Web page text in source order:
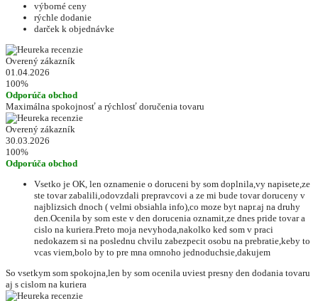
výborné ceny
rýchle dodanie
darček k objednávke
Overený zákazník
01.04.2026
100%
Odporúča obchod
Maximálna spokojnosť a rýchlosť doručenia tovaru
Overený zákazník
30.03.2026
100%
Odporúča obchod
Vsetko je OK, len oznamenie o doruceni by som doplnila,vy napisete,ze
ste tovar zabalili,odovzdali prepravcovi a ze mi bude tovar doruceny v
najblizsich dnoch ( velmi obsiahla info),co moze byt napr.aj na druhy
den.Ocenila by som este v den dorucenia oznamit,ze dnes pride tovar a
cislo na kuriera.Preto moja nevyhoda,nakolko ked som v praci
nedokazem si na poslednu chvilu zabezpecit osobu na prebratie,keby to
vcas viem,bolo by to pre mna omnoho jednoduchsie,dakujem
So vsetkym som spokojna,len by som ocenila uviest presny den dodania tovaru
aj s cislom na kuriera